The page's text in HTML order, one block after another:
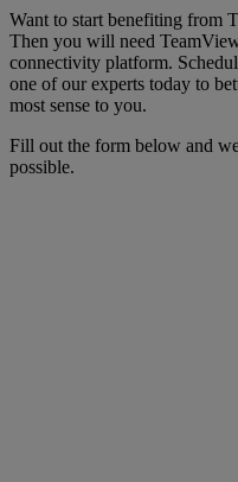
Want to start benefiting from
Then you will need
connectivity platform.
one of our experts today to
most sense to you.
Fill out the form below and
possible.